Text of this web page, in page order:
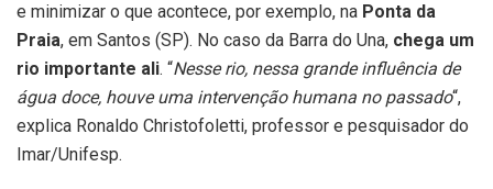
e minimizar o que acontece, por exemplo, na Ponta da
Praia, em Santos (SP). No caso da Barra do Una, chega um
rio importante ali. “Nesse rio, nessa grande influência de
água doce, houve uma intervenção humana no passado“,
explica Ronaldo Christofoletti, professor e pesquisador do
Imar/Unifesp.